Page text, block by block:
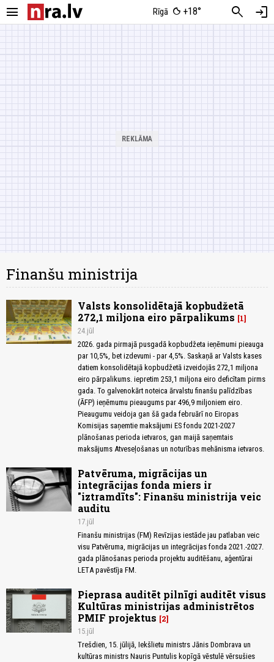
menu Rīgā +18° search login
Finanšu ministrija
Valsts konsolidētajā kopbudžetā
272,1 miljona eiro pārpalikums
1
24.jūl
2026. gada pirmajā pusgadā kopbudžeta ieņēmumi pieauga
par 10,5%, bet izdevumi - par 4,5%. Saskaņā ar Valsts kases
datiem konsolidētajā kopbudžetā izveidojās 272,1 miljona
eiro pārpalikums. iepretim 253,1 miljona eiro deficītam pirms
gada. To galvenokārt noteica ārvalstu finanšu palīdzības
(ĀFP) ieņēmumu pieaugums par 496,9 miljoniem eiro.
Pieaugumu veidoja gan šā gada februārī no Eiropas
Komisijas saņemtie maksājumi ES fondu 2021-2027
plānošanas perioda ietvaros, gan maijā saņemtais
maksājums Atveseļošanas un noturības mehānisma ietvaros.
Patvēruma, migrācijas un
integrācijas fonda miers ir
"iztramdīts": Finanšu ministrija veic
auditu
17.jūl
Finanšu ministrijas (FM) Revīzijas iestāde jau patlaban veic
visu Patvēruma, migrācijas un integrācijas fonda 2021.-2027.
gada plānošanas perioda projektu auditēšanu, aģentūrai
LETA pavēstīja FM.
Pieprasa auditēt pilnīgi auditēt visus
Kultūras ministrijas administrētos
PMIF projektus
2
15.jūl
Trešdien, 15. jūlijā, Iekšlietu ministrs Jānis Dombrava un
kultūras ministrs Nauris Puntulis kopīgā vēstulē vērsušies